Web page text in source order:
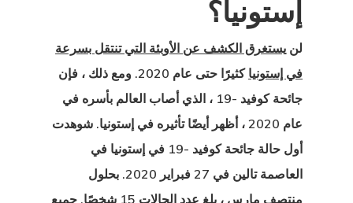
إستونيا؟
لن يستغرق الكشف عن الأوبئة التي تنتقل بسرعة
في إستونيا
كثيرًا حتى عام 2020. ومع ذلك ، فإن
جائحة كوفيد -19 ، الذي أصاب العالم بأسره في
عام 2020 ، أظهر أيضًا تأثيره في إستونيا. شوهدت
أول حالة جائحة كوفيد -19 في إستونيا في
العاصمة تالين في 27 فبراير 2020. بحلول
منتصف مارس ، بلغ عدد الحالات 15 شخصًا. جميع